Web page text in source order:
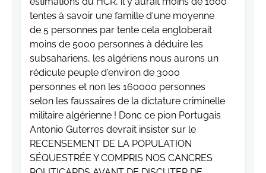
tentes à savoir une famille d'une moyenne
de 5 personnes par tente cela engloberait
moins de 5000 personnes à déduire les
subsahariens, les algériens nous aurons un
rédicule peuple d'environ de 3000
personnes et non les 160000 personnes
selon les faussaires de la dictature criminelle
militaire algérienne ! Donc ce pion Portugais
Antonio Guterres devrait insister sur le
RECENSEMENT DE LA POPULATION
SÉQUESTRÉE Y COMPRIS NOS CANCRES